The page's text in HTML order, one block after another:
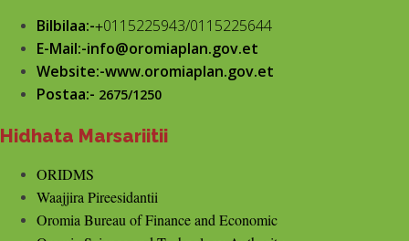
Bilbilaa:-+0115225943/0115225644
E-Mail:-info@oromiaplan.gov.et
Website:-www.oromiaplan.gov.et
Postaa:- 2675/1250
Hidhata Marsariitii
ORIDMS
Waajjira Pireesidantii
Oromia Bureau of Finance and Economic